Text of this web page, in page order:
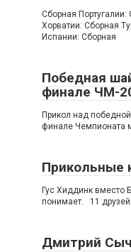
Сборная
Хорватии: Сборная
Испании: Сборная
Победная
финале ЧМ-
Прикол над
финале Чемпионата
Прикольные
Гус Хиддинк вместо
понимает. 11
Дмитрий